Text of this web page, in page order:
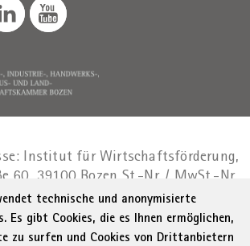
Institut für Wirtschaftsförderung,
60, 39100 Bozen St.-Nr. / MwSt.-Nr.
|administration-
technische und anonymisierte
Es gibt Cookies, die es Ihnen ermöglichen,
zu surfen und Cookies von Drittanbietern